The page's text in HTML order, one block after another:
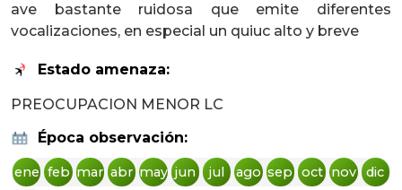
ave bastante ruidosa que emite diferentes
vocalizaciones, en especial un quiuc alto y breve
Estado amenaza:
PREOCUPACION MENOR LC
Época observación:
ene feb mar abr may jun jul ago sep oct nov dic